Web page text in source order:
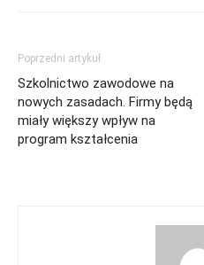
Poprzedni artykuł
Szkolnictwo zawodowe na
nowych zasadach. Firmy będą
miały większy wpływ na
program kształcenia